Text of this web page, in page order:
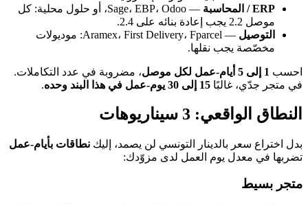
ERP / المحاسبة
— Sage، EBP، Odoo، أو حلول محلية: كل
موصل 2.2 يجب إعادة بنائه على 2.4.
التوصيل
— Aramex، First Delivery، Fparcel: موديولات
مخصّصة يجب نقلها.
احسب1 إلى 5 أيام-عمل لكل موصل
، مضروبة في عدد التكاملات.
في متجر جدّي، غالبًا15 إلى 30 يوم-عمل في هذا البند وحده .
النطاق الواقعي: 3 سيناريوهات
بدل اختراع سعر بالدينار التونسي لن يصمد، إليكنطاقات بأيام-عمل
تضربها في معدل يوم العمل لدى مزوّدك:
متجر بسيط